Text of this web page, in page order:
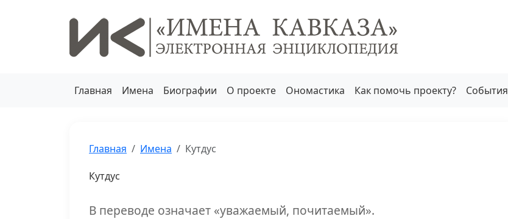
Главная Имена Биографии О проекте Ономастика Как помочь проекту? События
Главная Имена Кутдус
Кутдус
В переводе означает «уважаемый, почитаемый».